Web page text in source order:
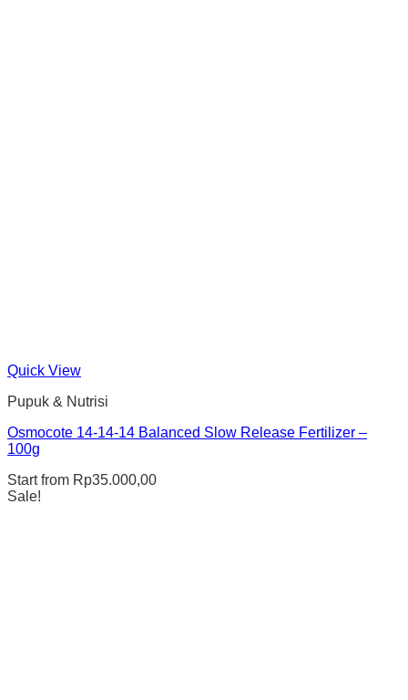
Quick View
Pupuk & Nutrisi
Osmocote 14-14-14 Balanced Slow Release Fertilizer –
100g
Start from Rp35.000,00
Sale!